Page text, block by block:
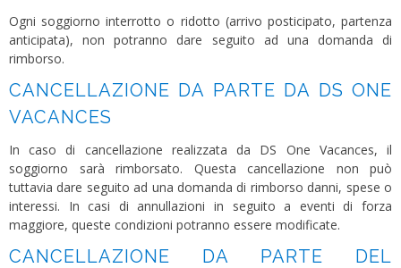
Ogni soggiorno interrotto o ridotto (arrivo posticipato, partenza
anticipata), non potranno dare seguito ad una domanda di
rimborso.
CANCELLAZIONE DA PARTE DA DS ONE
VACANCES
In caso di cancellazione realizzata da DS One Vacances, il
soggiorno sarà rimborsato. Questa cancellazione non può
tuttavia dare seguito ad una domanda di rimborso danni, spese o
interessi. In casi di annullazioni in seguito a eventi di forza
maggiore, queste condizioni potranno essere modificate.
CANCELLAZIONE DA PARTE DEL